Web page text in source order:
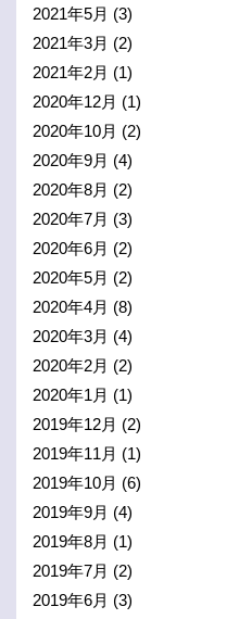
2021年5月 (3)
2021年3月 (2)
2021年2月 (1)
2020年12月 (1)
2020年10月 (2)
2020年9月 (4)
2020年8月 (2)
2020年7月 (3)
2020年6月 (2)
2020年5月 (2)
2020年4月 (8)
2020年3月 (4)
2020年2月 (2)
2020年1月 (1)
2019年12月 (2)
2019年11月 (1)
2019年10月 (6)
2019年9月 (4)
2019年8月 (1)
2019年7月 (2)
2019年6月 (3)